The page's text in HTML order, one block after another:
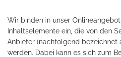
Wir binden in unser
Inhaltselemente ein, die von den
Anbieter (nachfolgend bezeichnet
werden. Dabei kann es sich zum